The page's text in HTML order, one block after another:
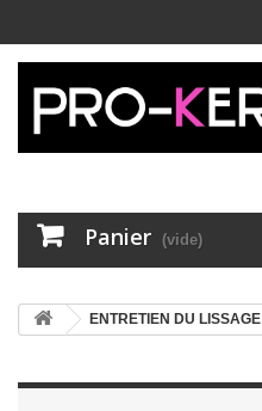
Panier (vide)
ENTRETIEN DU LISSAGE